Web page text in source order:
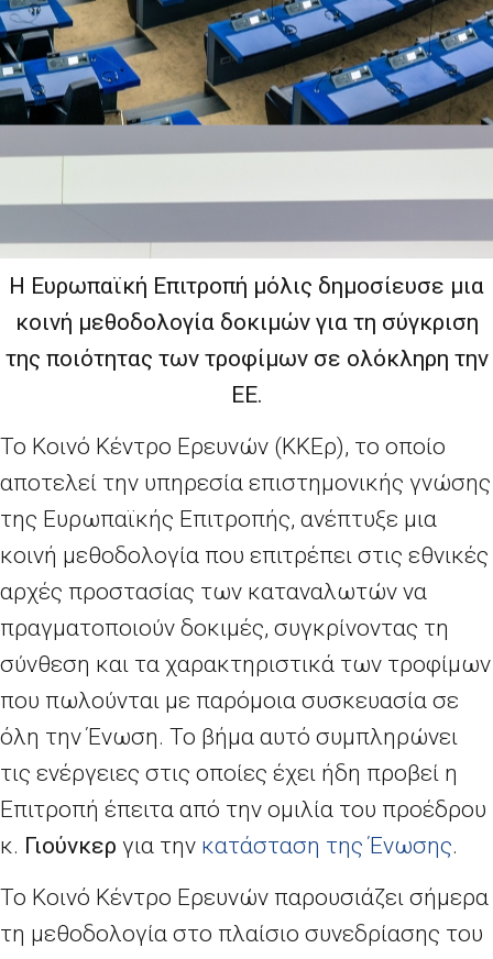
Η Ευρωπαϊκή Επιτροπή μόλις δημοσίευσε μια
κοινή μεθοδολογία δοκιμών για τη σύγκριση
της ποιότητας των τροφίμων σε ολόκληρη την
ΕΕ.
Το Κοινό Κέντρο Ερευνών (ΚΚΕρ), το οποίο
αποτελεί την υπηρεσία επιστημονικής γνώσης
της Ευρωπαϊκής Επιτροπής, ανέπτυξε μια
κοινή μεθοδολογία που επιτρέπει στις εθνικές
αρχές προστασίας των καταναλωτών να
πραγματοποιούν δοκιμές, συγκρίνοντας τη
σύνθεση και τα χαρακτηριστικά των τροφίμων
που πωλούνται με παρόμοια συσκευασία σε
όλη την Ένωση. Το βήμα αυτό συμπληρώνει
τις ενέργειες στις οποίες έχει ήδη προβεί η
Επιτροπή έπειτα από την ομιλία του προέδρου
κ. Γιούνκερ για την κατάσταση της Ένωσης.
Το Κοινό Κέντρο Ερευνών παρουσιάζει σήμερα
τη μεθοδολογία στο πλαίσιο συνεδρίασης του